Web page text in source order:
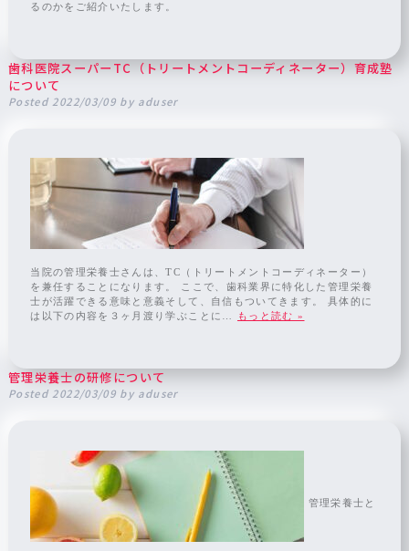
るのかをご紹介いたします。
歯科医院スーパーTC（トリートメントコーディネーター）育成塾
について
Posted 2022/03/09 by aduser
当院の管理栄養士さんは、TC（トリートメントコーディネーター）
を兼任することになります。 ここで、歯科業界に特化した管理栄養
士が活躍できる意味と意義そして、自信もついてきます。 具体的に
は以下の内容を３ヶ月渡り学ぶことに…
もっと読む »
管理栄養士の研修について
Posted 2022/03/09 by aduser
管理栄養士と